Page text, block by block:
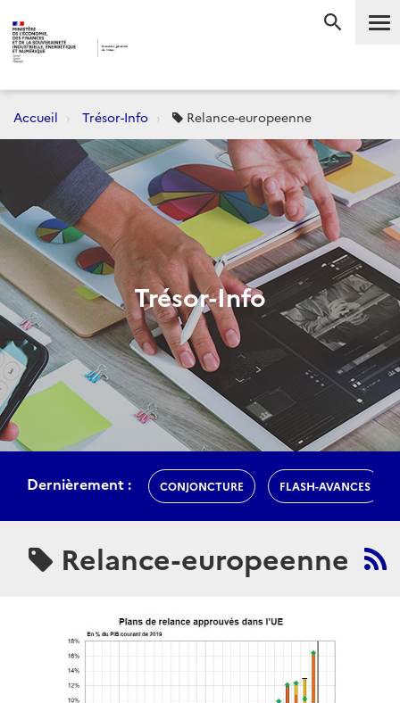
Accueil Trésor-Info Relance-europeenne
Trésor-Info
Dernièrement : CONJONCTURE FLASH-AVANCES
Relance-europeenne